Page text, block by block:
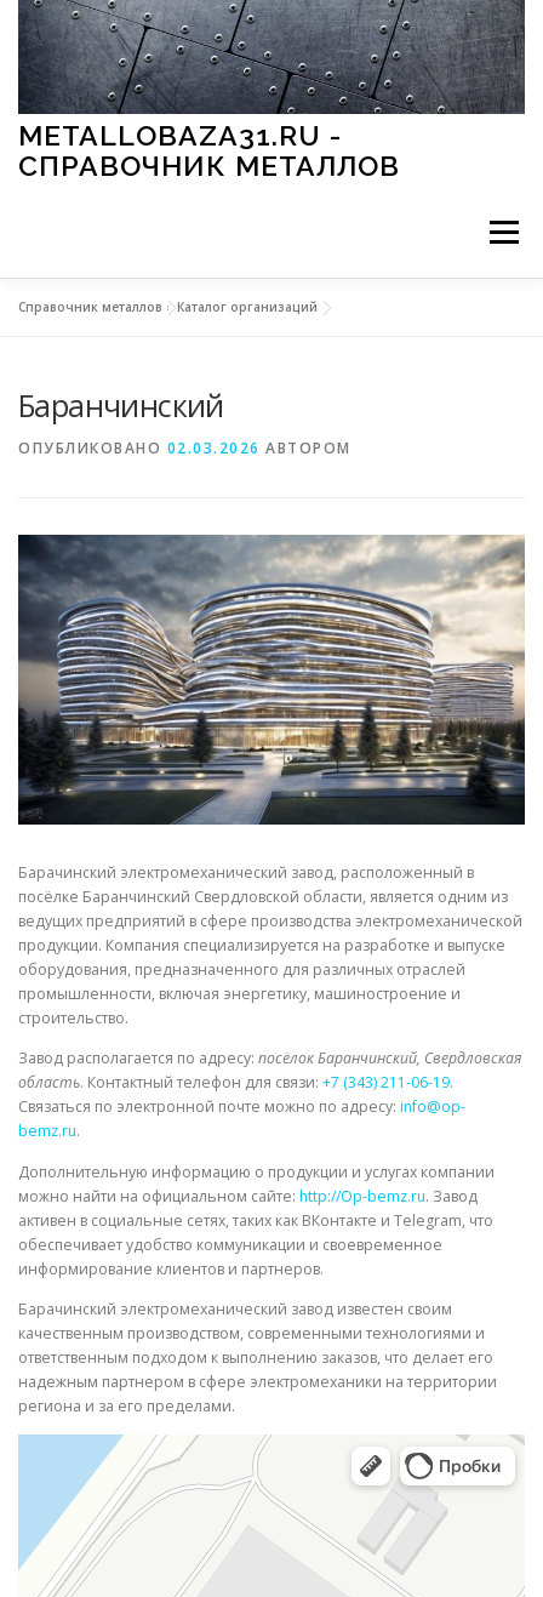
Перейти к содержимому
METALLOBAZA31.RU -
СПРАВОЧНИК МЕТАЛЛОВ
Меню
МЕТАЛЛЫ И ОКРУЖАЮЩАЯ СРЕДА
СВОЙСТВА МЕТАЛЛОВ СОРТА МЕТАЛЛОВ
СТАТЬИ
Справочник металлов »Каталог организаций
Баранчинский
ОПУБЛИКОВАНО 02.03.2026 АВТОРОМ
Барачинский электромеханический завод, расположенный в
посёлке Баранчинский Свердловской области, является одним из
ведущих предприятий в сфере производства электромеханической
продукции. Компания специализируется на разработке и выпуске
оборудования, предназначенного для различных отраслей
промышленности, включая энергетику, машиностроение и
строительство.
Завод располагается по адресу: посёлок Баранчинский, Свердловская
область. Контактный телефон для связи: +7 (343) 211-06-19.
Связаться по электронной почте можно по адресу: info@op-
bemz.ru.
Дополнительную информацию о продукции и услугах компании
можно найти на официальном сайте: http://Op-bemz.ru. Завод
активен в социальные сетях, таких как ВКонтакте и Telegram, что
обеспечивает удобство коммуникации и своевременное
информирование клиентов и партнеров.
Барачинский электромеханический завод известен своим
качественным производством, современными технологиями и
ответственным подходом к выполнению заказов, что делает его
надежным партнером в сфере электромеханики на территории
региона и за его пределами.